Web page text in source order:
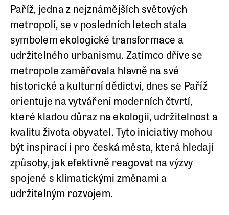
Paříž, jedna z nejznámějších světových
metropolí, se v posledních letech stala
symbolem ekologické transformace a
udržitelného urbanismu. Zatímco dříve se
metropole zaměřovala hlavně na své
historické a kulturní dědictví, dnes se Paříž
orientuje na vytváření moderních čtvrtí,
které kladou důraz na ekologii, udržitelnost a
kvalitu života obyvatel. Tyto iniciativy mohou
být inspirací i pro česká města, která hledají
způsoby, jak efektivně reagovat na výzvy
spojené s klimatickými změnami a
udržitelným rozvojem.